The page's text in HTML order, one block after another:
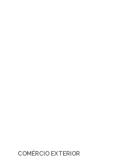
COMÉRCIO EXTERIOR